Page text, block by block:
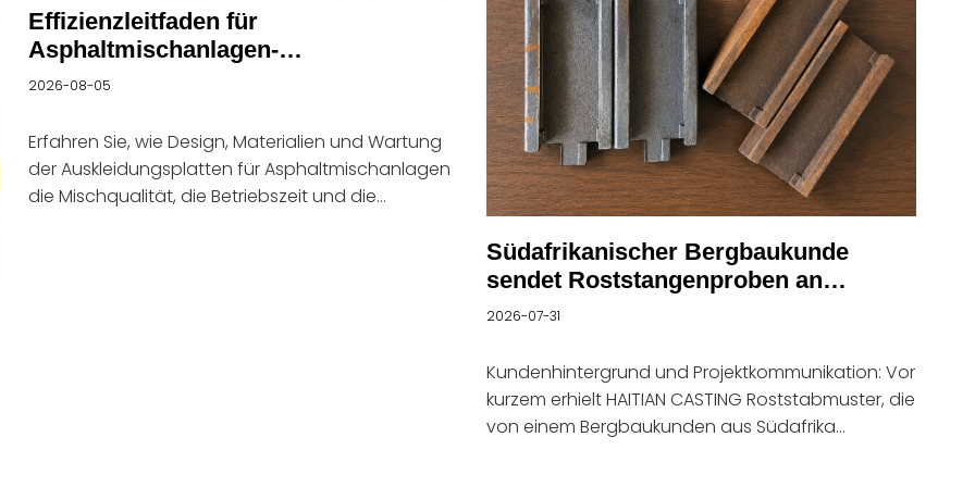
Effizienzleitfaden für
Asphaltmischanlagen-
Auskleidungsplatten
2026-08-05
Erfahren Sie, wie Design, Materialien und Wartung
der Auskleidungsplatten für Asphaltmischanlagen
die Mischqualität, die Betriebszeit und die
Südafrikanischer Bergbaukunde
sendet Roststangenproben an
HAITIAN CASTING
2026-07-31
Kundenhintergrund und Projektkommunikation: Vor
kurzem erhielt HAITIAN CASTING Roststabmuster, die
von einem Bergbaukunden aus Südafrika